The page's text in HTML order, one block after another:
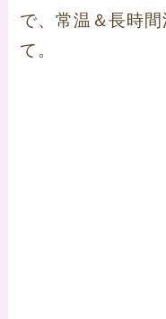
で、常温＆長時
て。